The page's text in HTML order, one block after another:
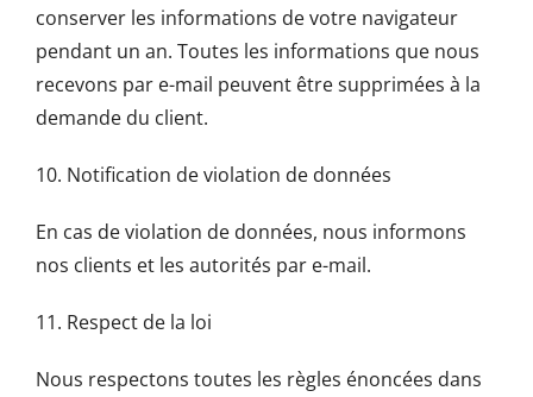
conserver les informations de votre navigateur
pendant un an. Toutes les informations que nous
recevons par e-mail peuvent être supprimées à la
demande du client.
10. Notification de violation de données
En cas de violation de données, nous informons
nos clients et les autorités par e-mail.
11. Respect de la loi
Nous respectons toutes les règles énoncées dans